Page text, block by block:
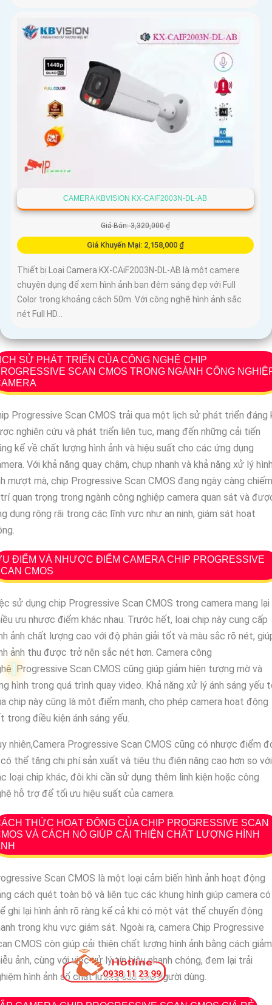
CAMERA KBVISION KX-CAIF2003N-DL-AB
Giá Bán: 3,320,000 ₫
Giá Khuyến Mại: 2,158,000 ₫
Thiết bị Loại Camera KX-CAiF2003N-DL-AB là một camere
chuyên dụng để xem hình ảnh ban đêm sáng đẹp với Full
Color trong khoảng cách 50m. Với công nghệ hình ảnh sắc
nét Full HD...
SỬ PHÁT TRIỂN CỦA CÔNG NGHỆ CHIP
SCAN CMOS TRONG NGÀNH CÔNG
Progressive Scan CMOS trải qua một lịch sử phát triển đáng
nghiên cứu và phát triển liên tục, mang đến những cải tiến
kể về chất lượng hình ảnh và hiệu suất cho các ứng dụng
Với khả năng quay chậm, chụp nhanh và khả năng xử lý
mượt mà, chip Progressive Scan CMOS đang ngày càng chiếm
quan trọng trong ngành công nghiệp camera quan sát và
dụng rộng rãi trong các lĩnh vực như an ninh, giám sát hoạt
ĐIỂM VÀ NHƯỢC ĐIỂM CAMERA CHIP PROGRESSIVE
CMOS
sử dụng chip Progressive Scan CMOS trong camera mang lại
ưu nhược điểm khác nhau. Trước hết, loại chip này cung cấp
ảnh chất lượng cao với độ phân giải tốt và màu sắc rõ nét,
ảnh thu được trở nên sắc nét hơn. Camera công
Progressive Scan CMOS cũng giúp giảm hiện tượng mờ và
hình trong quá trình quay video. Khả năng xử lý ánh sáng yếu
chip này cũng là một điểm mạnh, cho phép camera hoạt động
trong điều kiện ánh sáng yếu.
nhiên,Camera Progressive Scan CMOS cũng có nhược điểm
thể tăng chi phí sản xuất và tiêu thụ điện năng cao hơn so với
loại chip khác, đôi khi cần sử dụng thêm linh kiện hoặc công
hỗ trợ để tối ưu hiệu suất của camera.
THỨC HOẠT ĐỘNG CỦA CHIP PROGRESSIVE SCAN
VÀ CÁCH NÓ GIÚP CẢI THIỆN CHẤT LƯỢNG HÌNH
Scan CMOS là một loại cảm biến hình ảnh hoạt động
cách quét toàn bộ và liên tục các khung hình giúp camera có
ghi lại hình ảnh rõ ràng kể cả khi có một vật thể chuyển động
trong khu vực giám sát. Ngoài ra, camera Chip Progressive
CMOS còn giúp cải thiện chất lượng hình ảnh bằng cách giảm
ảnh, cùng với việc xử lý tín hiệu nhanh chóng, đem lại trải
hình ảnh số chất lượng cao cho người dùng.